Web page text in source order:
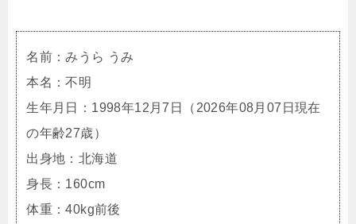
名前：みうら うみ
本名：不明
生年月日：1998年12月7日（2026年08月07日現在
の年齢27歳）
出身地：北海道
身長：160cm
体重：40kg前後